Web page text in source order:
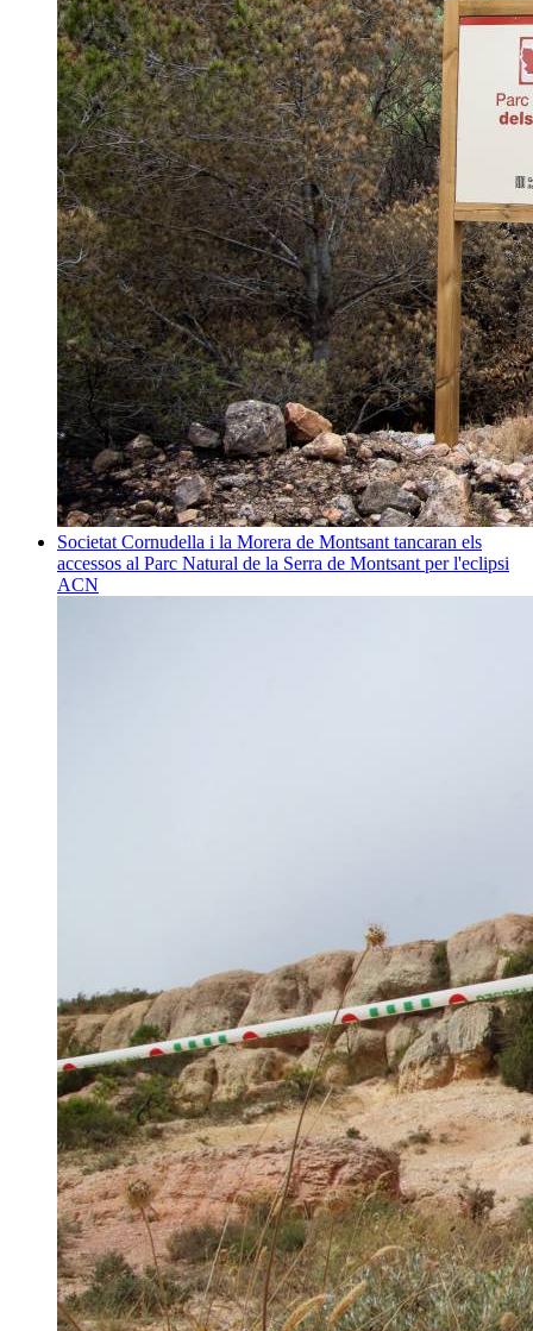
Societat Cornudella i la Morera de Montsant tancaran els
accessos al Parc Natural de la Serra de Montsant per l'eclipsi
ACN